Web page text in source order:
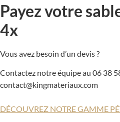
Payez votre
4x
Vous avez besoin d’un devis ?
Contactez notre équipe au 06 38
contact@kingmateriaux.com
DÉCOUVREZ NOTRE GAMME